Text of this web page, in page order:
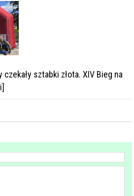
sztabki złota. XIV Bieg na